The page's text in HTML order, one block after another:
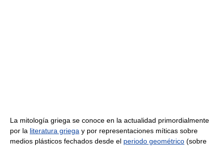
La mitología griega se conoce en la actualidad primordialmente
por la literatura griega y por representaciones míticas sobre
medios plásticos fechados desde el periodo geométrico (sobre